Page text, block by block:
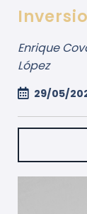
Enrique
López
29/05/